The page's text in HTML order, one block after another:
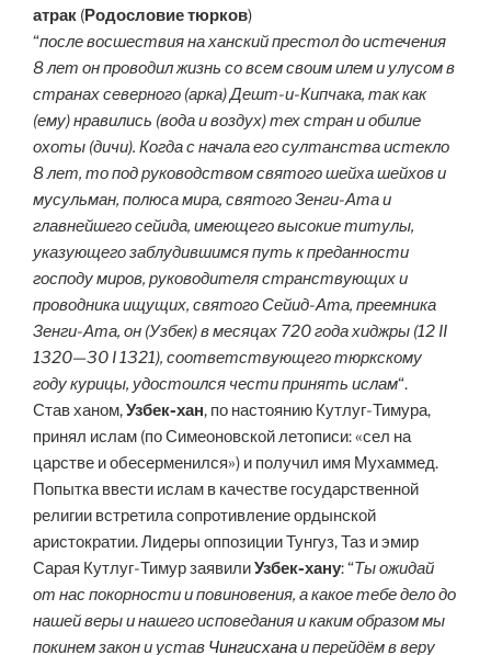
атрак (Родословие тюрков)
“после восшествия на ханский престол до истечения
8 лет он проводил жизнь со всем своим илем и улусом в
странах северного (арка) Дешт-и-Кипчака, так как
(ему) нравились (вода и воздух) тех стран и обилие
охоты (дичи). Когда с начала его султанства истекло
8 лет, то под руководством святого шейха шейхов и
мусульман, полюса мира, святого Зенги-Ата и
главнейшего сейида, имеющего высокие титулы,
указующего заблудившимся путь к преданности
господу миров, руководителя странствующих и
проводника ищущих, святого Сейид-Ата, преемника
Зенги-Ата, он (Узбек) в месяцах 720 года хиджры (12 II
1320—30 I 1321), соответствующего тюркскому
году курицы, удостоился чести принять ислам“.
Став ханом,Узбек-хан, по настоянию Кутлуг-Тимура,
принял ислам (по Симеоновской летописи: «сел на
царстве и обесерменился») и получил имя Мухаммед.
Попытка ввести ислам в качестве государственной
религии встретила сопротивление ордынской
аристократии. Лидеры оппозиции Тунгуз, Таз и эмир
Сарая Кутлуг-Тимур заявилиУзбек-хану: “Ты ожидай
от нас покорности и повиновения, а какое тебе дело до
нашей веры и нашего исповедания и каким образом мы
покинем закон и устав Чингисханаи перейдём в веру